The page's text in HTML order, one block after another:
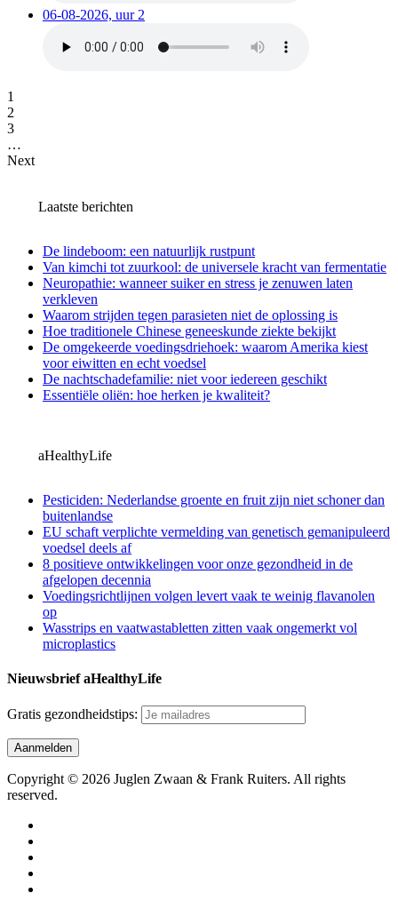
06-08-2026, uur 2
1
2
3
…
Next
Laatste berichten
De lindeboom: een natuurlijk rustpunt
Van kimchi tot zuurkool: de universele kracht van fermentatie
Neuropathie: wanneer suiker en stress je zenuwen laten
verkleven
Waarom strijden tegen parasieten niet de oplossing is
Hoe traditionele Chinese geneeskunde ziekte bekijkt
De omgekeerde voedingsdriehoek: waarom Amerika kiest
voor eiwitten en echt voedsel
De nachtschadefamilie: niet voor iedereen geschikt
Essentiële oliën: hoe herken je kwaliteit?
aHealthyLife
Pesticiden: Nederlandse groente en fruit zijn niet schoner dan
buitenlandse
EU schaft verplichte vermelding van genetisch gemanipuleerd
voedsel deels af
8 positieve ontwikkelingen voor onze gezondheid in de
afgelopen decennia
Voedingsrichtlijnen volgen levert vaak te weinig flavanolen
op
Wasstrips en vaatwastabletten zitten vaak ongemerkt vol
microplastics
Nieuwsbrief aHealthyLife
Gratis gezondheidstips:
Copyright © 2026 Juglen Zwaan & Frank Ruiters. All rights
reserved.